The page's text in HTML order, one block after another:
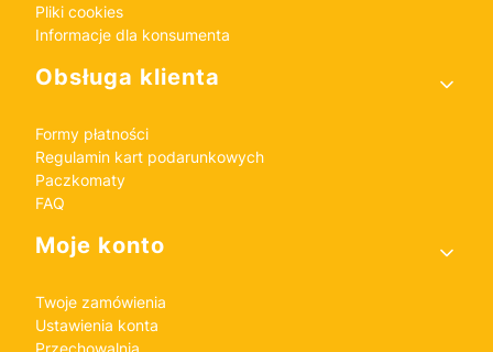
Pliki cookies
Informacje dla konsumenta
Obsługa klienta
Formy płatności
Regulamin kart podarunkowych
Paczkomaty
FAQ
Moje konto
Twoje zamówienia
Ustawienia konta
Przechowalnia